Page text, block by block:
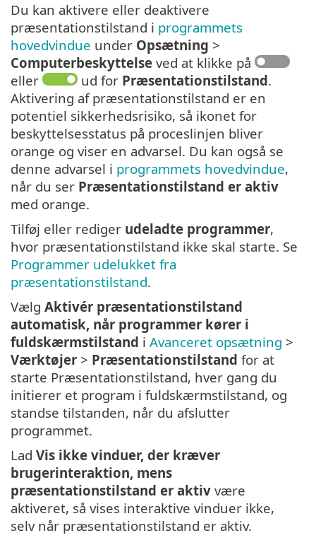
Du kan aktivere eller deaktivere
præsentationstilstand i programmets
hovedvindue under Opsætning >
Computerbeskyttelse ved at klikke på
eller
ud for Præsentationstilstand.
Aktivering af præsentationstilstand er en
potentiel sikkerhedsrisiko, så ikonet for
beskyttelsesstatus på proceslinjen bliver
orange og viser en advarsel. Du kan også se
denne advarsel i programmets hovedvindue,
når du ser Præsentationstilstand er aktiv
med orange.
Tilføj eller rediger udeladte programmer,
hvor præsentationstilstand ikke skal starte. Se
Programmer udelukket fra
præsentationstilstand.
Vælg Aktivér præsentationstilstand
automatisk, når programmer kører i
fuldskærmstilstand i Avanceret opsætning >
Værktøjer > Præsentationstilstand for at
starte Præsentationstilstand, hver gang du
initierer et program i fuldskærmstilstand, og
standse tilstanden, når du afslutter
programmet.
Lad Vis ikke vinduer, der kræver
brugerinteraktion, mens
præsentationstilstand er aktiv være
aktiveret, så vises interaktive vinduer ikke,
selv når præsentationstilstand er aktiv.